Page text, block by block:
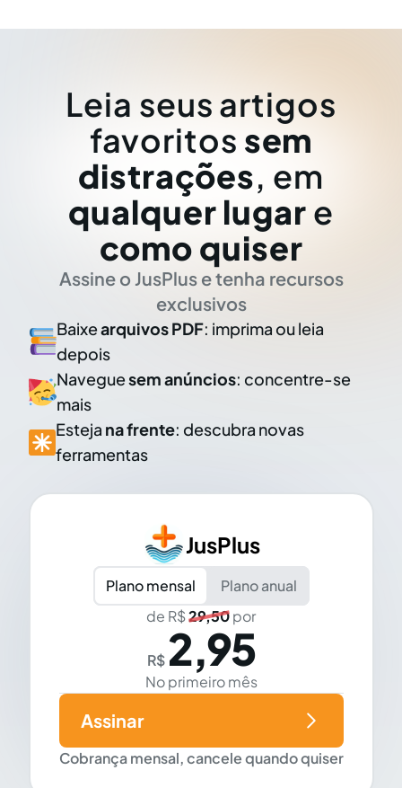
Leia seus artigos
favoritos sem
distrações, em
qualquer lugar e
como quiser
Assine o JusPlus e tenha recursos
exclusivos
Baixearquivos PDF: imprima ou leia
depois
Naveguesem anúncios: concentre-se
mais
Esteja na frente: descubra novas
ferramentas
JusPlus
Plano mensal
Plano anual
de R$29,50por
R$ 2,95
No primeiro mês
Cobrança mensal, cancele quando quiser
Assinar